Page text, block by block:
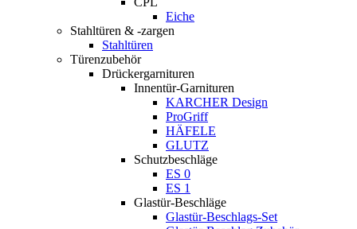
Eiche
Stahltüren & -zargen
Stahltüren
Türenzubehör
Drückergarnituren
Innentür-Garnituren
KARCHER Design
ProGriff
HÄFELE
GLUTZ
Schutzbeschläge
ES 0
ES 1
Glastür-Beschläge
Glastür-Beschlags-Set